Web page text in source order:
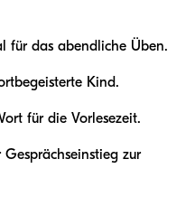
für das abendliche Üben.
Kind.
für die Vorlesezeit.
Gesprächseinstieg zur